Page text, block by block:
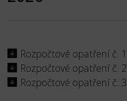
Rozpočtové opatření č. 1
Rozpočtové opatření č. 2
Rozpočtové opatření č. 3